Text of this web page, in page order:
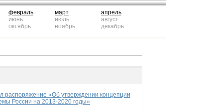
февраль
июнь
октябрь
март
июль
ноябрь
апрель
август
декабрь
распоряжение «Об утверждении концепции
России на 2013-2020 годы»